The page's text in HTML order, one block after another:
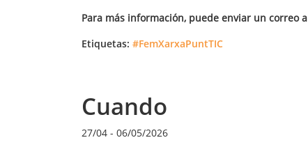
Para más información, puede enviar un correo a
Etiquetas: #FemXarxaPuntTIC
Cuando
27/04 - 06/05/2026